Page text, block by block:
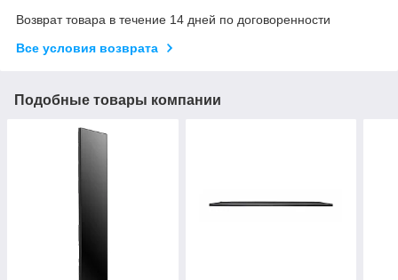
Возврат товара в течение 14 дней по договоренности
Все условия возврата
Подобные товары компании